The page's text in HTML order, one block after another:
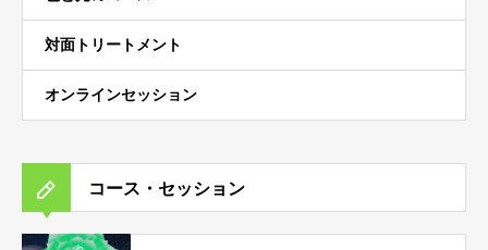
対面トリートメント
オンラインセッション
コース・セッション